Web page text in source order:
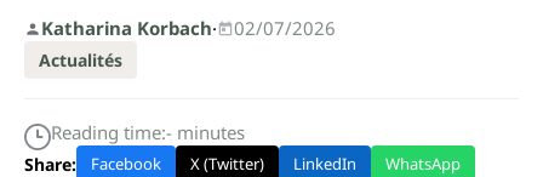
Katharina Korbach· 02/07/2026
Actualités
Reading time:- minutes
Share: Facebook X (Twitter) LinkedIn WhatsApp